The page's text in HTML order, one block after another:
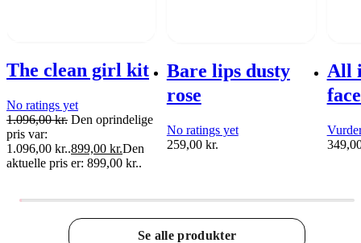
The clean girl kit
No ratings yet
1.096,00kr. Den oprindelige
pris var:
1.096,00 kr..899,00 kr.Den
aktuelle pris er: 899,00 kr..
Bare lips dusty
rose
No ratings yet
259,00 kr.
All
Se alle produkter